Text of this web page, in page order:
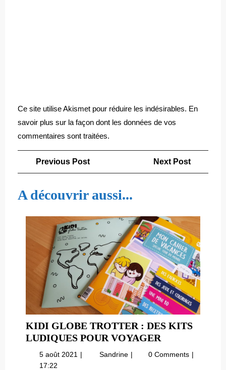
Ce site utilise Akismet pour réduire les indésirables. En
savoir plus sur la façon dont les données de vos
commentaires sont traitées.
Navigation
de
l’article
Previous PostPrevious
Next Post
A découvrir aussi...
KIDI GLOBE TROTTER : DES KITS
LUDIQUES POUR VOYAGER
GLOBE
TROTTER
5 août 2021 5
Sandrine Kidi
0 Comments
17:22